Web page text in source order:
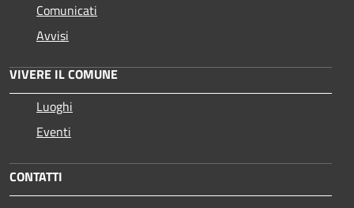
Comunicati
Avvisi
VIVERE IL COMUNE
Luoghi
Eventi
CONTATTI